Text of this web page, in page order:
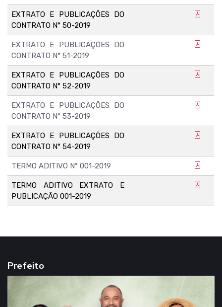
EXTRATO E PUBLICAÇÕES DO
CONTRATO N° 50-2019
EXTRATO E PUBLICAÇÕES DO
CONTRATO N° 51-2019
EXTRATO E PUBLICAÇÕES DO
CONTRATO N° 52-2019
EXTRATO E PUBLICAÇÕES DO
CONTRATO N° 53-2019
EXTRATO E PUBLICAÇÕES DO
CONTRATO N° 54-2019
TERMO ADITIVO N° 001-2019
TERMO ADITIVO EXTRATO E
PUBLICAÇÃO 001-2019
Prefeito